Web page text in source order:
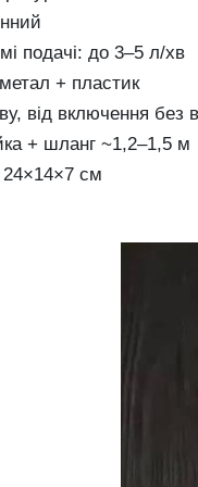
подачі: до 3–5 л/хв
+ пластик
від включення без
+ шланг ~1,2–1,5 м
см